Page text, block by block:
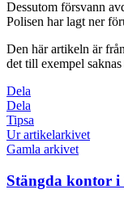
Dessutom försvann
Polisen har lagt ner
Den här artikeln är
det till exempel
Dela
Dela
Tipsa
Ur artikelarkivet
Gamla arkivet
Stängda kontor i